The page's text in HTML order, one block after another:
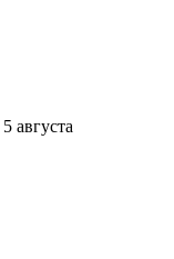
5 августа